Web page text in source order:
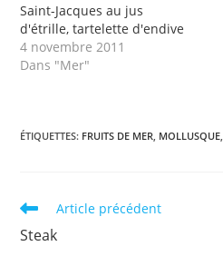
Saint-Jacques au jus
d'étrille, tartelette d'endive
4 novembre 2011
Dans "Mer"
ÉTIQUETTES: FRUITS DE MER, MOLLUSQUE,
Read
more
articles
Article précédent
Steak